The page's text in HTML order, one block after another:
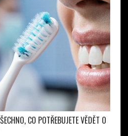
CO POTŘEBUJETE VĚDĚT O